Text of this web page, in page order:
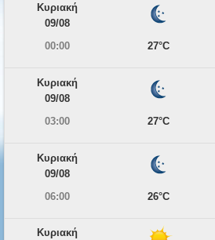
Κυριακή
09/08
00:00
27°C
Κυριακή
09/08
03:00
27°C
Κυριακή
09/08
06:00
26°C
Κυριακή